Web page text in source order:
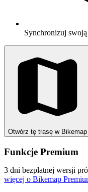
Synchronizuj swoją
Otwórz tę trasę w Bikemap
Funkcje Premium
3 dni bezpłatnej wersji
więcej o Bikemap